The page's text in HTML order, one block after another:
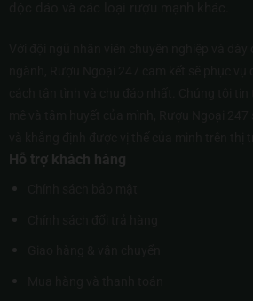
Hỗ trợ khách hàng